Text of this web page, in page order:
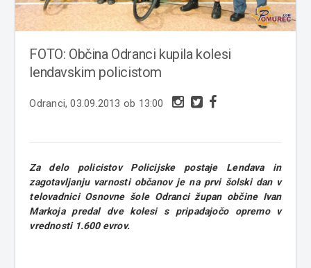
FOTO: Občina Odranci kupila kolesi
lendavskim policistom
Odranci, 03.09.2013 ob 13:00
Za delo policistov Policijske postaje Lendava in
zagotavljanju varnosti občanov je na prvi šolski dan v
telovadnici Osnovne šole Odranci župan občine Ivan
Markoja predal dve kolesi s pripadajočo opremo v
vrednosti 1.600 evrov.